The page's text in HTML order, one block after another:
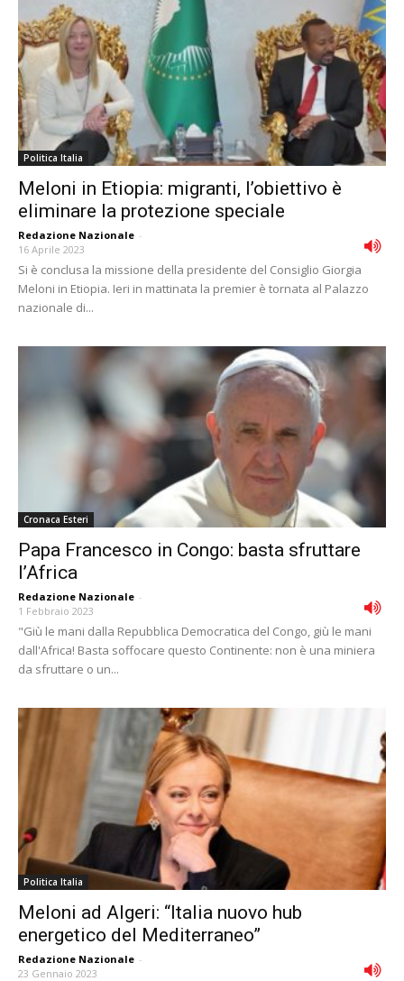
Politica Italia
Meloni in Etiopia: migranti, l’obiettivo è
eliminare la protezione speciale
Redazione Nazionale -
16 Aprile 2023
Si è conclusa la missione della presidente del Consiglio Giorgia
Meloni in Etiopia. Ieri in mattinata la premier è tornata al Palazzo
nazionale di...
Cronaca Esteri
Papa Francesco in Congo: basta sfruttare
l’Africa
Redazione Nazionale -
1 Febbraio 2023
"Giù le mani dalla Repubblica Democratica del Congo, giù le mani
dall'Africa! Basta soffocare questo Continente: non è una miniera
da sfruttare o un...
Politica Italia
Meloni ad Algeri: “Italia nuovo hub
energetico del Mediterraneo”
Redazione Nazionale -
23 Gennaio 2023